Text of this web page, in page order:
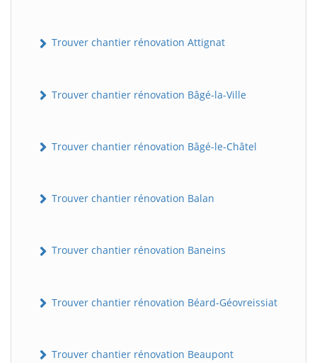
Trouver chantier rénovation Attignat
Trouver chantier rénovation Bâgé-la-Ville
Trouver chantier rénovation Bâgé-le-Châtel
Trouver chantier rénovation Balan
Trouver chantier rénovation Baneins
Trouver chantier rénovation Béard-Géovreissiat
Trouver chantier rénovation Beaupont